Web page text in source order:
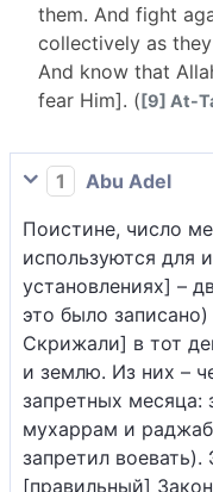
them. And fight
collectively as
And know that
fear Him]. ([9] At-
1
Abu Adel
Поистине, число
используются для
установлениях] –
это было
Скрижали] в тот
и землю. Из них –
запретных месяца:
мухаррам и
запретил
[правильный]